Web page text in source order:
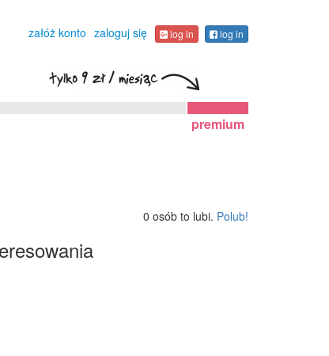
załóż konto zaloguj się log in log in
premium
0 osób to lubi. Polub!